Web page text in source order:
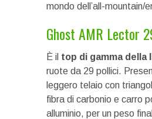
mondo dell’all-mountain/
Ghost AMR Lector
È il top di gamma della
ruote da 29 pollici.
leggero telaio con
fibra di carbonio e carro
alluminio, per un peso